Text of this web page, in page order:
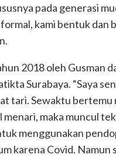
pada generasi
kami bentuk dan
2018 oleh Gusman
Surabaya. “Saya
tari. Sewaktu bertemu
menari, maka muncul
menggunakan
karena Covid.